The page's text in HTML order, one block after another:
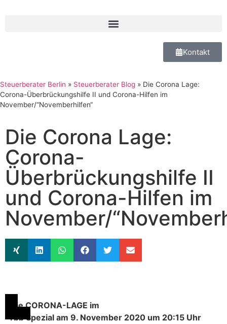
Kontakt
Steuerberater Berlin » Steuerberater Blog » Die Corona Lage:
Corona-Überbrückungshilfe II und Corona-Hilfen im
November/“Novemberhilfen“
Die Corona Lage:
Corona-
Überbrückungshilfe II
und Corona-Hilfen im
November/
Die CORONA-LAGE im
rbb Spezial am 9. November 2020 um 20:15 Uhr